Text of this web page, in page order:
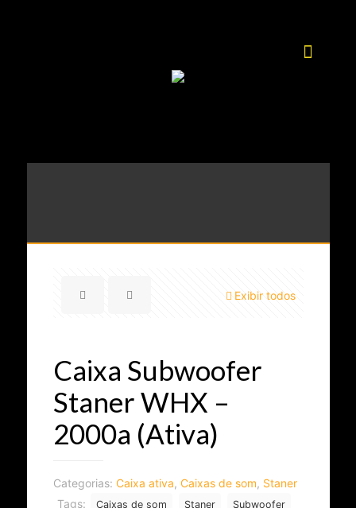
Exibir todos
Caixa Subwoofer
Staner WHX –
2000a (Ativa)
Categorias: Caixa ativa, Caixas de som, Staner
Tags:
Caixas de som Staner Subwoofer